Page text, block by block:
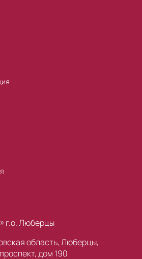
г.о. Люберцы
область, Люберцы,
дом 190